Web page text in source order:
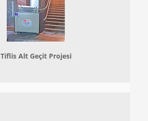
Tiflis Alt Geçit Projesi